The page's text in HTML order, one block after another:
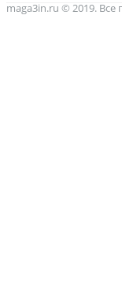
maga3in.ru © 2019.